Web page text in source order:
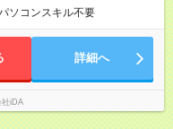
ソコンスキル不要
詳細へ
社iDA